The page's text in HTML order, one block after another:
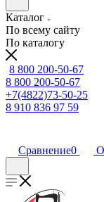
Каталог
По всему сайту
По каталогу
8 800 200-50-67
8 800 200-50-67
+7(4822)73-50-25
8 910 836 97 59
Сравнение0